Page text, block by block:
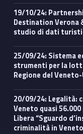
19/10/24: Partnership con DMO Dolomiti Bellunesi e
Destination Verona
studio di dati
25/09/24: Sistema economico e legalità, regole e
strumenti per la
Regione del
20/09/24: Legalità: crimine proliferato in pandemia, in
Veneto quasi
Libera “Sguardo
criminalità in